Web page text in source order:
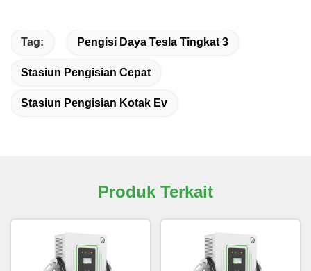
Tag: Pengisi Daya Tesla Tingkat 3
Stasiun Pengisian Cepat
Stasiun Pengisian Kotak Ev
Produk Terkait